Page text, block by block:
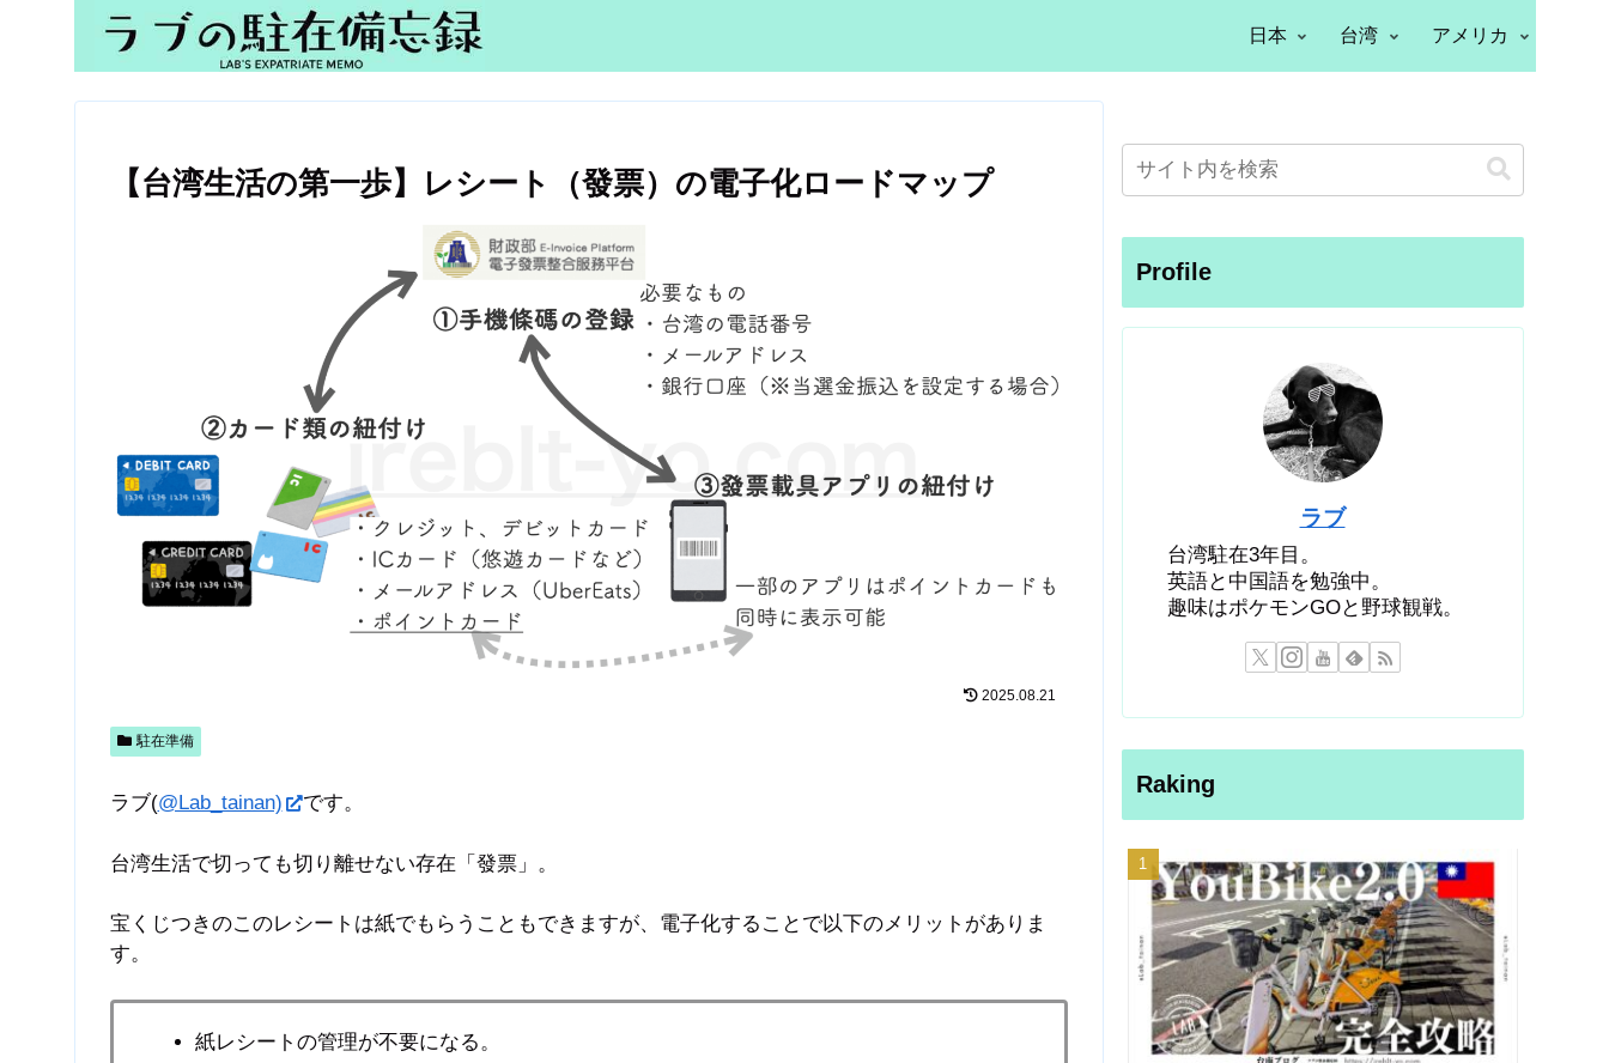
日本 台湾 アメリカ
【台湾生活の第一歩】レシート（發票）の電子化ロードマップ
2025.08.21
駐在準備
ラブ(@Lab_tainan) です。
台湾生活で切っても切り離せない存在「發票」。
宝くじつきのこのレシートは紙でもらうこともできますが、電子化することで以下のメリットがありま
す。
紙レシートの管理が不要になる。
Profile
ラブ
台湾駐在3年目。
英語と中国語を勉強中。
趣味はポケモンGOと野球観戦。
Raking